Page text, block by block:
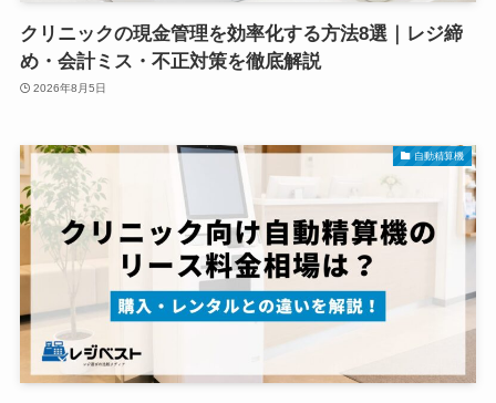
クリニックの現金管理を効率化する方法8選｜レジ締
め・会計ミス・不正対策を徹底解説
2026年8月5日
自動精算機